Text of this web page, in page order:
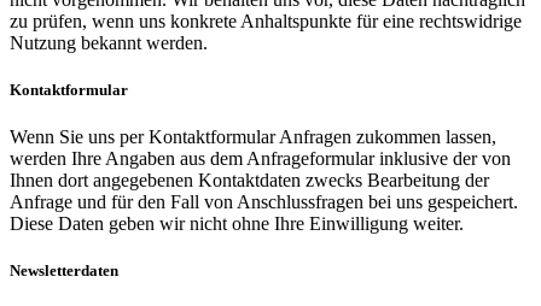
zu prüfen, wenn uns konkrete Anhaltspunkte für eine rechtswidrige
Nutzung bekannt werden.
Kontaktformular
Wenn Sie uns per Kontaktformular Anfragen zukommen lassen,
werden Ihre Angaben aus dem Anfrageformular inklusive der von
Ihnen dort angegebenen Kontaktdaten zwecks Bearbeitung der
Anfrage und für den Fall von Anschlussfragen bei uns gespeichert.
Diese Daten geben wir nicht ohne Ihre Einwilligung weiter.
Newsletterdaten